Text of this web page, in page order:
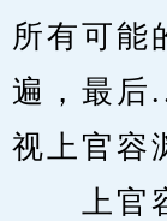
所有可能
遍，最后
视上官容
上官容